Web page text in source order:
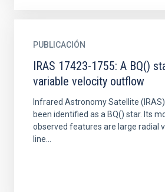
PUBLICACIÓN
IRAS 17423-1755: A BQ()
variable velocity outflow
Infrared Astronomy Satellite
been identified as a BQ() star. Its
observed features are large radial
line...